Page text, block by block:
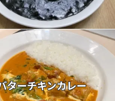
ターチキンカレー